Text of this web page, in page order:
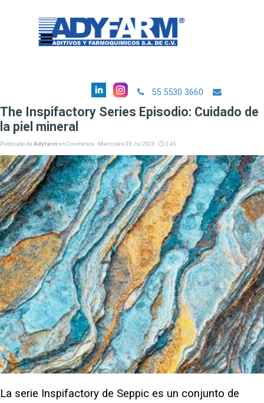
55 5530 3660
contacto@adyfarm.com
Saltar menú
The Inspifactory Series Episodio: Cuidado de
la piel mineral
Publicado de Adyfarm en Cosmética · Miercoles 05 Jul 2023 · 2:45
La serie Inspifactory de Seppic es un conjunto de